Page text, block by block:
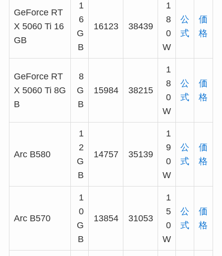
GeForce RT
X 5060 Ti 16
GB
1
6
G
B
16123 38439
1
8
0
W
公
式
価
格
GeForce RT
X 5060 Ti 8G
B
8
G
B
15984 38215
1
8
0
W
公
式
価
格
Arc B580
1
2
G
B
14757 35139
1
9
0
W
公
式
価
格
Arc B570
1
0
G
B
13854 31053
1
5
0
W
公
式
価
格